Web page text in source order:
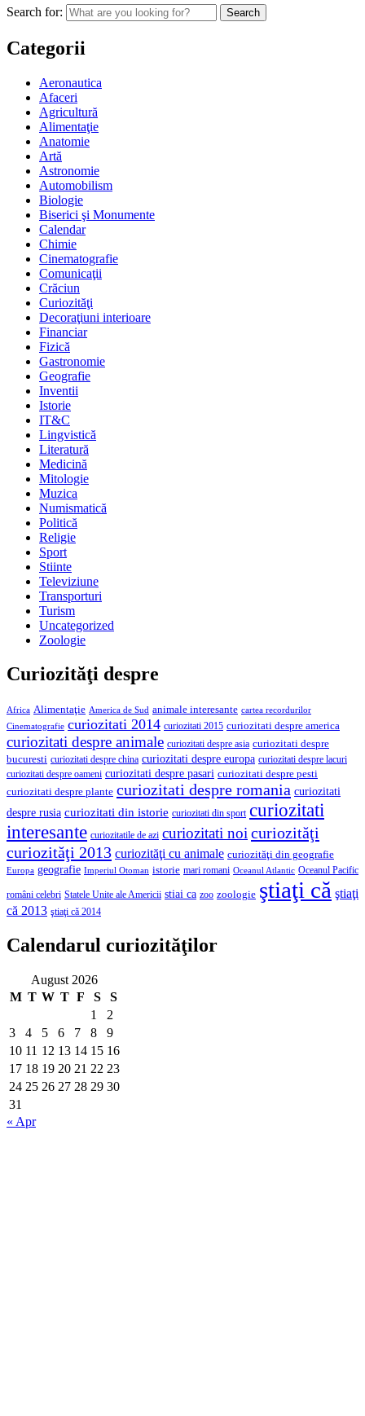
Search for:
Categorii
Aeronautica
Afaceri
Agricultură
Alimentaţie
Anatomie
Artă
Astronomie
Automobilism
Biologie
Biserici şi Monumente
Calendar
Chimie
Cinematografie
Comunicaţii
Crăciun
Curiozităţi
Decoraţiuni interioare
Financiar
Fizică
Gastronomie
Geografie
Inventii
Istorie
IT&C
Lingvistică
Literatură
Medicină
Mitologie
Muzica
Numismatică
Politică
Religie
Sport
Stiinte
Televiziune
Transporturi
Turism
Uncategorized
Zoologie
Curiozităţi despre
Africa Alimentaţie America de Sud animale interesante cartea recordurilor
Cinematografie curiozitati 2014 curiozitati 2015 curiozitati despre america
curiozitati despre animale curiozitati despre asia curiozitati despre
bucuresti curiozitati despre china curiozitati despre europa curiozitati despre lacuri
curiozitati despre oameni curiozitati despre pasari curiozitati despre pesti
curiozitati despre plante curiozitati despre romania curiozitati
despre rusia curiozitati din istorie curiozitati din sport curiozitati
interesante curiozitatile de azi curiozitati noicuriozităţi
curiozităţi 2013 curiozităţi cu animale curiozităţi din geografie
Europa geografie Imperiul Otoman istorie mari romani Oceanul Atlantic Oceanul Pacific
români celebri Statele Unite ale Americii stiai ca zoo zoologie ştiaţi că ştiaţi
că 2013 ştiaţi că 2014
Calendarul curiozităţilor
August 2026
M T W T F S
S
1
2
3
4 5 6 7 8
9
10 11 12 13 14 15 16
17 18 19 20 21 22 23
24 25 26 27 28 29 30
31
« Apr